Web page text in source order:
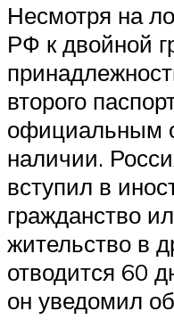
Несмотря на
РФ к двойной
второго
официальным
наличии.
вступил в
гражданство
жительство в
отводится 60
он уведомил